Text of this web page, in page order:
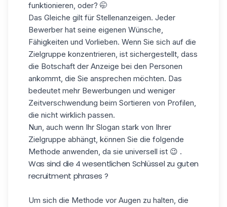
funktionieren, oder? 🤭
Das Gleiche gilt für Stellenanzeigen. Jeder
Bewerber hat seine eigenen Wünsche,
Fähigkeiten und Vorlieben. Wenn Sie sich auf die
Zielgruppe konzentrieren, ist sichergestellt, dass
die Botschaft der Anzeige bei den Personen
ankommt, die Sie ansprechen möchten. Das
bedeutet mehr Bewerbungen und weniger
Zeitverschwendung beim Sortieren von Profilen,
die nicht wirklich passen.
Nun, auch wenn Ihr Slogan stark von Ihrer
Zielgruppe abhängt, können Sie die folgende
Methode anwenden, da sie universell ist 😉 .
Was sind die 4 wesentlichen Schlüssel zu guten
recruitment phrases ?
Um sich die Methode vor Augen zu halten, die